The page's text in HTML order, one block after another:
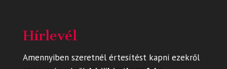
Hírlevél
Amennyiben szeretnél értesítést kapni ezekről